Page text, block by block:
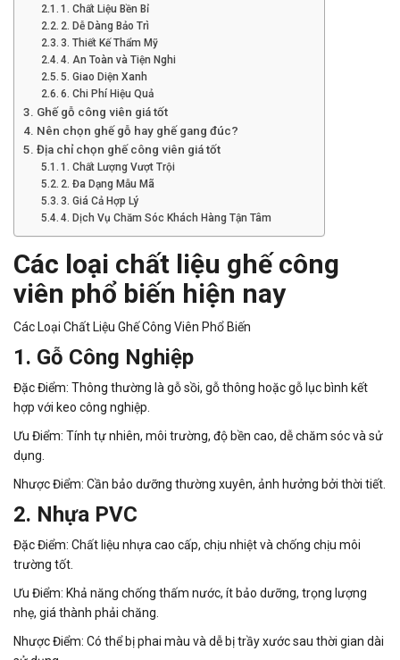
1. Chất Liệu Bền Bỉ
2. Dễ Dàng Bảo Trì
3. Thiết Kế Thẩm Mỹ
4. An Toàn và Tiện Nghi
5. Giao Diện Xanh
6. Chi Phí Hiệu Quả
Ghế gỗ công viên giá tốt
Nên chọn ghế gỗ hay ghế gang đúc?
Địa chỉ chọn ghế công viên giá tốt
1. Chất Lượng Vượt Trội
2. Đa Dạng Mẫu Mã
3. Giá Cả Hợp Lý
4. Dịch Vụ Chăm Sóc Khách Hàng Tận Tâm
Các loại chất liệu ghế công
viên phổ biến hiện nay
Các Loại Chất Liệu Ghế Công Viên Phổ Biến
1. Gỗ Công Nghiệp
Đặc Điểm: Thông thường là gỗ sồi, gỗ thông hoặc gỗ lục bình kết
hợp với keo công nghiệp.
Ưu Điểm: Tính tự nhiên, môi trường, độ bền cao, dễ chăm sóc và sử
dụng.
Nhược Điểm: Cần bảo dưỡng thường xuyên, ảnh hưởng bởi thời tiết.
2. Nhựa PVC
Đặc Điểm: Chất liệu nhựa cao cấp, chịu nhiệt và chống chịu môi
trường tốt.
Ưu Điểm: Khả năng chống thấm nước, ít bảo dưỡng, trọng lượng
nhẹ, giá thành phải chăng.
Nhược Điểm: Có thể bị phai màu và dễ bị trầy xước sau thời gian dài